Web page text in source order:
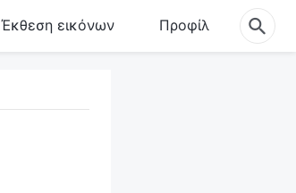
Έκθεση εικόνων Προφίλ